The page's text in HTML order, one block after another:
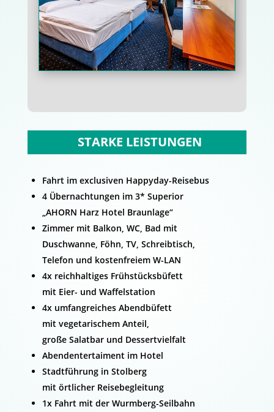
STARKE LEISTUNGEN
Fahrt im exclusiven Happyday-Reisebus
4 Übernachtungen im 3* Superior
„AHORN Harz Hotel Braunlage“
Zimmer mit Balkon, WC, Bad mit
Duschwanne, Föhn, TV, Schreibtisch,
Telefon und kostenfreiem W-LAN
4x reichhaltiges Frühstücksbüfett
mit Eier- und Waffelstation
4x umfangreiches Abendbüfett
mit vegetarischem Anteil,
große Salatbar und Dessertvielfalt
Abendentertaiment im Hotel
Stadtführung in Stolberg
mit örtlicher Reisebegleitung
1x Fahrt mit der Wurmberg-Seilbahn